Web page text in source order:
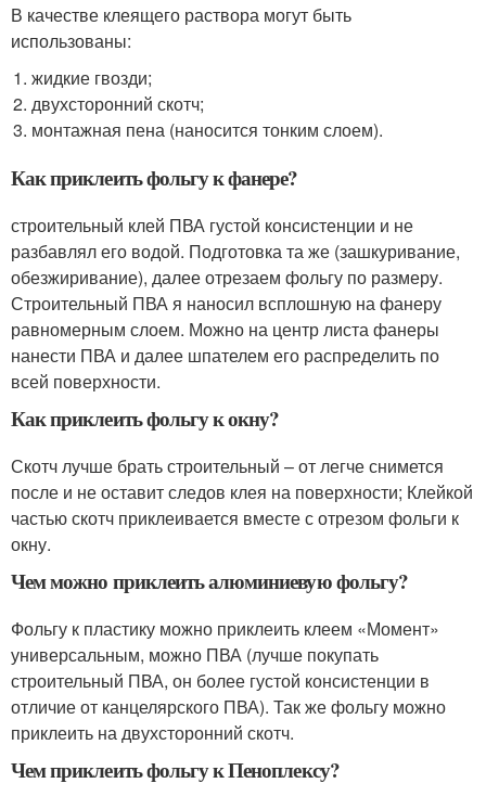
В качестве клеящего раствора могут быть
использованы:
жидкие гвозди;
двухсторонний скотч;
монтажная пена (наносится тонким слоем).
Как приклеить фольгу к фанере?
строительный клей ПВА густой консистенции и не
разбавлял его водой. Подготовка та же (зашкуривание,
обезжиривание), далее отрезаем фольгу по размеру.
Строительный ПВА я наносил всплошную на фанеру
равномерным слоем. Можно на центр листа фанеры
нанести ПВА и далее шпателем его распределить по
всей поверхности.
Как приклеить фольгу к окну?
Скотч лучше брать строительный – от легче снимется
после и не оставит следов клея на поверхности; Клейкой
частью скотч приклеивается вместе с отрезом фольги к
окну.
Чем можно приклеить алюминиевую фольгу?
Фольгу к пластику можно приклеить клеем «Момент»
универсальным, можно ПВА (лучше покупать
строительный ПВА, он более густой консистенции в
отличие от канцелярского ПВА). Так же фольгу можно
приклеить на двухсторонний скотч.
Чем приклеить фольгу к Пеноплексу?